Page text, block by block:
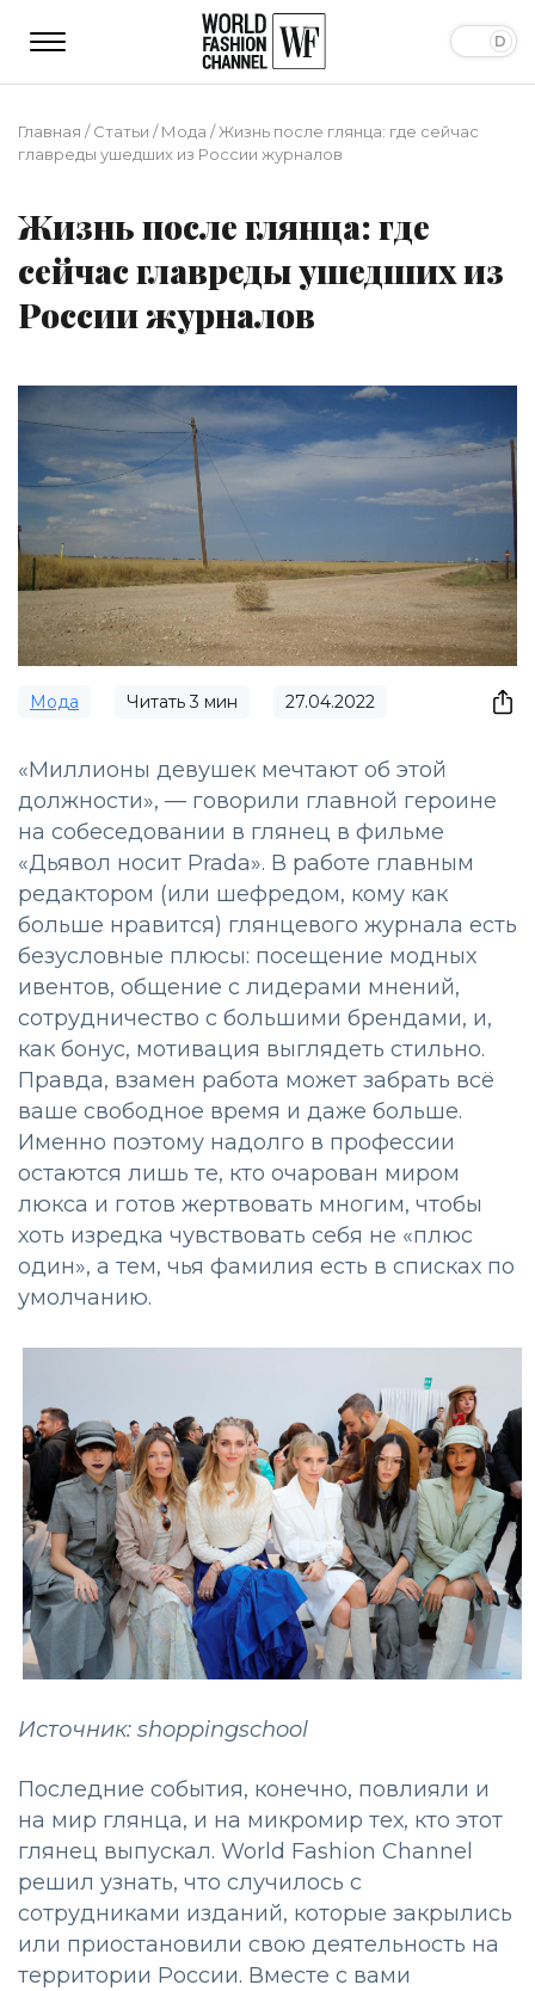
Главная /Статьи /Мода /Жизнь после глянца: где сейчас
главреды ушедших из России журналов
Жизнь после глянца: где
сейчас главреды ушедших из
России журналов
Мода Читать3 мин 27.04.2022
«Миллионы девушек мечтают об этой
должности», — говорили главной героине
на собеседовании в глянец в фильме
«Дьявол носит Prada». В работе главным
редактором (или шефредом, кому как
больше нравится) глянцевого журнала есть
безусловные плюсы: посещение модных
ивентов, общение с лидерами мнений,
сотрудничество с большими брендами, и,
как бонус, мотивация выглядеть стильно.
Правда, взамен работа может забрать всё
ваше свободное время и даже больше.
Именно поэтому надолго в профессии
остаются лишь те, кто очарован миром
люкса и готов жертвовать многим, чтобы
хоть изредка чувствовать себя не «плюс
один», а тем, чья фамилия есть в списках по
умолчанию.
Источник: shoppingschool
Последние события, конечно, повлияли и
на мир глянца, и на микромир тех, кто этот
глянец выпускал. World Fashion Channel
решил узнать, что случилось с
сотрудниками изданий, которые закрылись
или приостановили свою деятельность на
территории России. Вместе с вами